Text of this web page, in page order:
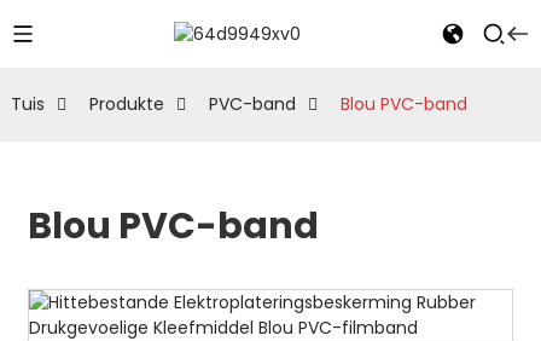
Tuis Produkte PVC-band Blou PVC-band
Blou PVC-band